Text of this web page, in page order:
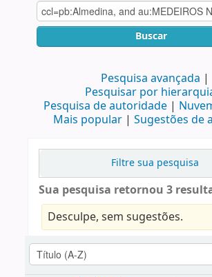
Buscar
Pesquisa avançada
Pesquisar por
Pesquisa de autoridade
Mais popular
Sugestões de
Filtre sua pesquisa
Sua pesquisa retornou 3
Desculpe, sem sugestões.